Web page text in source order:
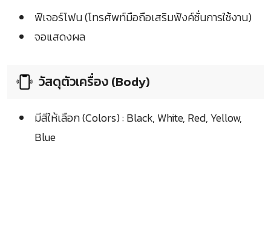
ฟีเจอร์โฟน (โทรศัพท์มือถือเสริมฟังค์ชั่นการใช้งาน)
จอแสดงผล
วัสดุตัวเครื่อง (Body)
มีสีให้เลือก (Colors) : Black, White, Red, Yellow,
Blue